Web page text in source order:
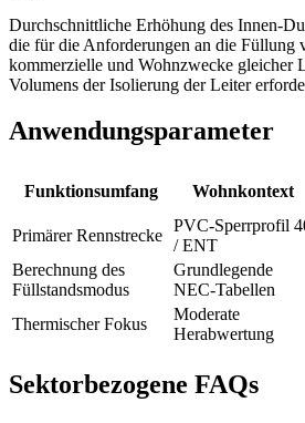
Durchschnittliche Erhöhung des Innen-
die für die Anforderungen an die Füllung
kommerzielle und Wohnzwecke gleicher
Volumens der Isolierung der Leiter
Anwendungsparameter
Funktionsumfang Wohnkontext
Primärer Rennstrecke
PVC-Sperrprofil
/ ENT
Berechnung des
Füllstandsmodus
Grundlegende
NEC-Tabellen
Thermischer Fokus
Moderate
Herabwertung
Sektorbezogene FAQs